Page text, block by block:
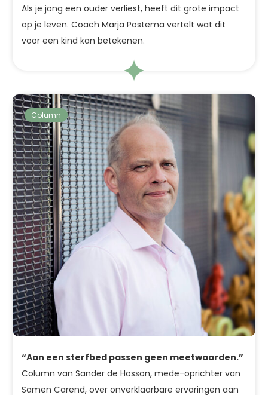
Als je jong een ouder verliest, heeft dit grote impact
op je leven. Coach Marja Postema vertelt wat dit
voor een kind kan betekenen.
Column
“Aan een sterfbed passen geen meetwaarden.”
Column van Sander de Hosson, mede-oprichter van
Samen Carend, over onverklaarbare ervaringen aan